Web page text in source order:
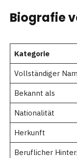
Biografie
Kategorie
Vollständiger
Bekannt als
Nationalität
Herkunft
Beruflicher